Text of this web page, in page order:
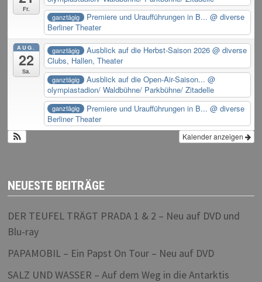
Fr.
ganztägig Premiere und Uraufführungen in B... @ diverse
Berliner Theater
AUG.
22
Sa.
ganztägig Ausblick auf die Herbst-Saison 2026 @ diverse
Clubs, Hallen, Theater
ganztägig Ausblick auf die Open-Air-Saison... @
olympiastadion/ Waldbühne/ Parkbühne/ Zitadelle
ganztägig Premiere und Uraufführungen in B... @ diverse
Berliner Theater
Kalender anzeigen
NEUESTE BEITRÄGE
DER TEUFEL TRÄGT PRADA 1 & 2 – Neu auf DVD und
Blu-ray
PAPAMOBIL – Ein Papst On Tour – Neu auf DVD
SALZ UND WASSER – Auf dem Weg in die Antarktis